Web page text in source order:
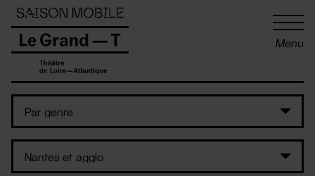
Menu
Panneau de gestion des cookies